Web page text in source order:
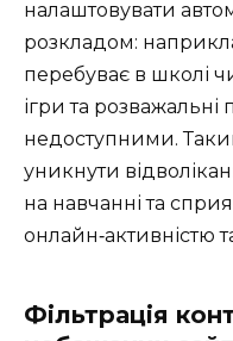
налаштовувати
розкладом:
перебуває в школі
ігри та
недоступними.
уникнути
на навчанні та
онлайн‑активністю
Фільтрація